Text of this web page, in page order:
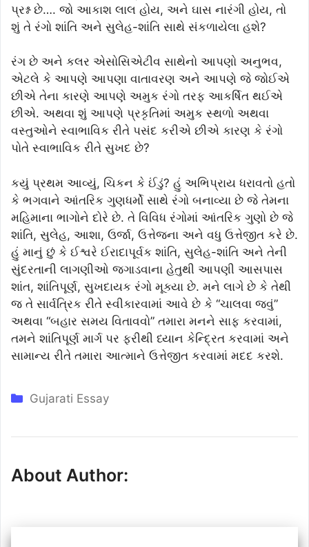
પ્રશ્ન છે…. જો આકાશ લાલ હોય, અને ઘાસ નારંગી હોય, તો
શું તે રંગો શાંતિ અને સુલેહ-શાંતિ સાથે સંકળાયેલા હશે?
રંગ છે અને કલર એસોસિએટીવ સાથેનો આપણો અનુભવ,
એટલે કે આપણે આપણા વાતાવરણ અને આપણે જે જોઈએ
છીએ તેના કારણે આપણે અમુક રંગો તરફ આકર્ષિત થઈએ
છીએ. અથવા શું આપણે પ્રકૃતિમાં અમુક સ્થળો અથવા
વસ્તુઓને સ્વાભાવિક રીતે પસંદ કરીએ છીએ કારણ કે રંગો
પોતે સ્વાભાવિક રીતે સુખદ છે?
કયું પ્રથમ આવ્યું, ચિકન કે ઈંડું? હું અભિપ્રાય ધરાવતો હતો
કે ભગવાને આંતરિક ગુણધર્મો સાથે રંગો બનાવ્યા છે જે તેમના
મહિમાના ભાગોને દોરે છે. તે વિવિધ રંગોમાં આંતરિક ગુણો છે જે
શાંતિ, સુલેહ, આશા, ઉર્જા, ઉત્તેજના અને વધુ ઉત્તેજીત કરે છે.
હું માનું છું કે ઈશ્વરે ઈરાદાપૂર્વક શાંતિ, સુલેહ-શાંતિ અને તેની
સુંદરતાની લાગણીઓ જગાડવાના હેતુથી આપણી આસપાસ
શાંત, શાંતિપૂર્ણ, સુખદાયક રંગો મૂક્યા છે. મને લાગે છે કે તેથી
જ તે સાર્વત્રિક રીતે સ્વીકારવામાં આવે છે કે “ચાલવા જવું”
અથવા “બહાર સમય વિતાવવો” તમારા મનને સાફ કરવામાં,
તમને શાંતિપૂર્ણ માર્ગ પર ફરીથી ધ્યાન કેન્દ્રિત કરવામાં અને
સામાન્ય રીતે તમારા આત્માને ઉત્તેજીત કરવામાં મદદ કરશે.
Categories
Gujarati Essay
About Author: